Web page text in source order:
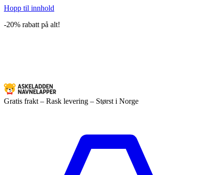
Hopp til innhold
-20% rabatt på alt!
Gratis frakt – Rask levering – Størst i Norge